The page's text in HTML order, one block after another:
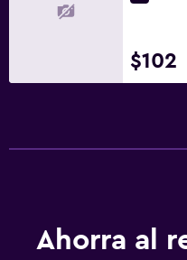
$102
Ahorra al